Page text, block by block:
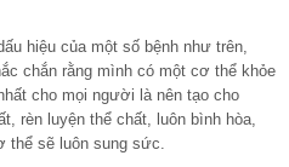
hiệu của một số bệnh như trên,
chắn rằng mình có một cơ thể khỏe
cho mọi người là nên tạo cho
rèn luyện thể chất, luôn bình hòa,
sẽ luôn sung sức.